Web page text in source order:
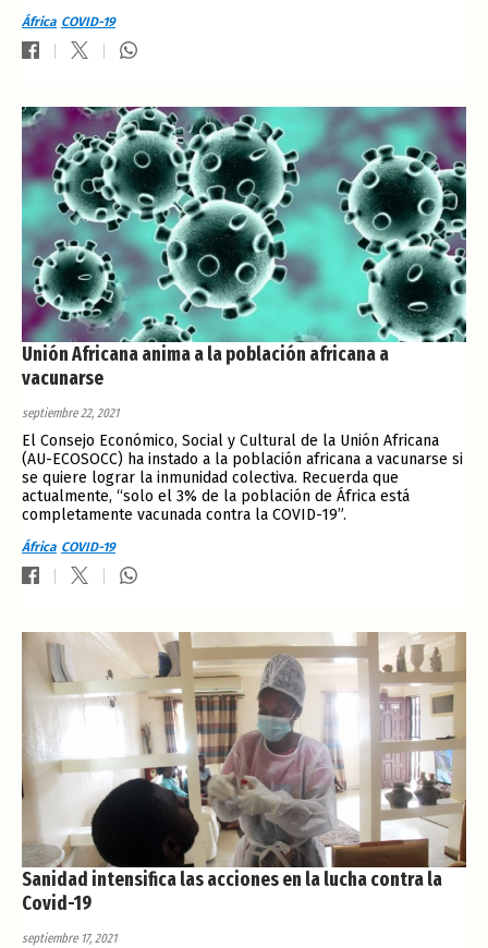
África COVID-19
Unión Africana anima a la población africana a
vacunarse
septiembre 22, 2021
El Consejo Económico, Social y Cultural de la Unión Africana
(AU-ECOSOCC) ha instado a la población africana a vacunarse si
se quiere lograr la inmunidad colectiva. Recuerda que
actualmente, “solo el 3% de la población de África está
completamente vacunada contra la COVID-19”.
África COVID-19
Sanidad intensifica las acciones en la lucha contra la
Covid-19
septiembre 17, 2021